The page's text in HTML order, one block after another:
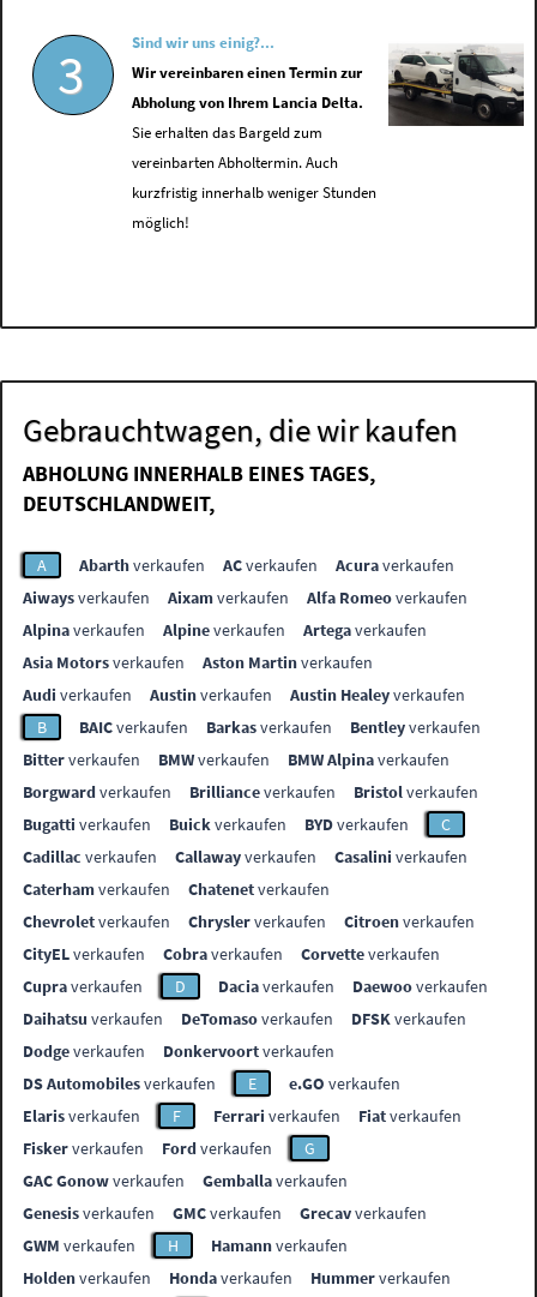
3
Sind wir uns einig?...
Wir vereinbaren einen Termin zur
Abholung von Ihrem Lancia Delta.
Sie erhalten das Bargeld zum
vereinbarten Abholtermin. Auch
kurzfristig innerhalb weniger Stunden
möglich!
Gebrauchtwagen, die wir kaufen
ABHOLUNG INNERHALB EINES TAGES,
DEUTSCHLANDWEIT,
A Abarthverkaufen ACverkaufen Acuraverkaufen
Aiwaysverkaufen Aixamverkaufen Alfa Romeoverkaufen
Alpinaverkaufen Alpineverkaufen Artegaverkaufen
Asia Motorsverkaufen Aston Martinverkaufen
Audi verkaufen Austinverkaufen Austin Healeyverkaufen
B
BAICverkaufen Barkasverkaufen Bentleyverkaufen
Bitterverkaufen BMWverkaufen BMW Alpinaverkaufen
Borgwardverkaufen Brillianceverkaufen Bristolverkaufen
Bugatti verkaufen Buickverkaufen BYDverkaufen
C
Cadillac verkaufen Callawayverkaufen Casalini verkaufen
Caterhamverkaufen Chatenetverkaufen
Chevroletverkaufen Chryslerverkaufen Citroenverkaufen
CityELverkaufen Cobraverkaufen Corvetteverkaufen
Cupraverkaufen D Daciaverkaufen Daewooverkaufen
Daihatsu verkaufen DeTomasoverkaufen DFSKverkaufen
Dodgeverkaufen Donkervoortverkaufen
DS Automobilesverkaufen E e.GO verkaufen
Elarisverkaufen F Ferrari verkaufen Fiatverkaufen
Fiskerverkaufen Fordverkaufen
G
GAC Gonowverkaufen Gemballaverkaufen
Genesisverkaufen GMCverkaufen Grecavverkaufen
GWM verkaufen H Hamannverkaufen
Holdenverkaufen Hondaverkaufen Hummerverkaufen